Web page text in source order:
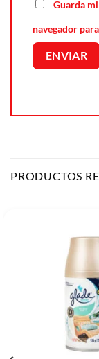
Guarda
navegador
PRODUCTOS